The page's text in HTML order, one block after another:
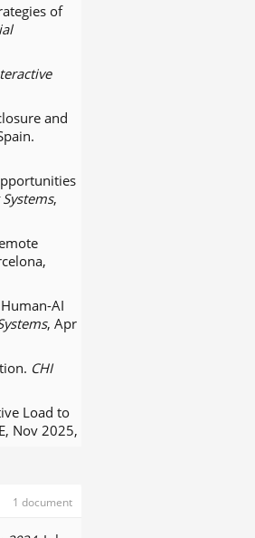
of
A
on Data
scheme
et Saez.
of
and
,
AI
, Apr
CHI
Load to
Nov 2025,
1 document